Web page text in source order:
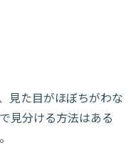
見た目がほぼちがわな
見分ける方法はある